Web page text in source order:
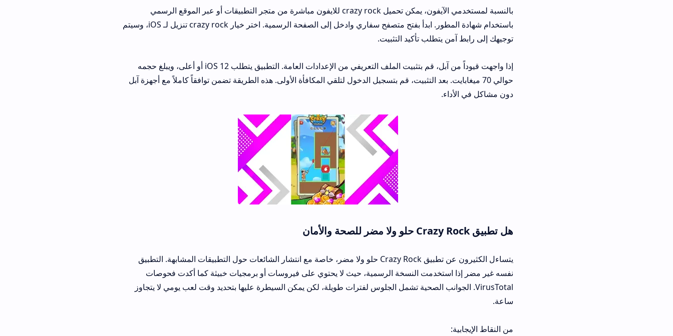
بالنسبة لمستخدمي الآيفون، يمكن تحميل crazy rock للايفون مباشرة من متجر التطبيقات أو عبر الموقع الرسمي
باستخدام شهادة المطور. ابدأ بفتح متصفح سفاري وادخل إلى الصفحة الرسمية. اختر خيار crazy rock تنزيل لـ iOS، وسيتم
توجيهك إلى رابط آمن يتطلب تأكيد التثبيت.
إذا واجهت قيوداً من آبل، قم بتثبيت الملف التعريفي من الإعدادات العامة. التطبيق يتطلب iOS 12 أو أعلى، ويبلغ حجمه
حوالي 70 ميغابايت. بعد التثبيت، قم بتسجيل الدخول لتلقي المكافأة الأولى. هذه الطريقة تضمن توافقاً كاملاً مع أجهزة آبل
دون مشاكل في الأداء.
يتساءل الكثيرون عن تطبيق Crazy Rock حلو ولا مضر، خاصة مع انتشار الشائعات حول التطبيقات المشابهة. التطبيق
نفسه غير مضر إذا استخدمت النسخة الرسمية، حيث لا يحتوي على فيروسات أو برمجيات خبيثة كما أكدت فحوصات
VirusTotal. الجوانب الصحية تشمل الجلوس لفترات طويلة، لكن يمكن السيطرة عليها بتحديد وقت لعب يومي لا يتجاوز
من النقاط الإيجابية: